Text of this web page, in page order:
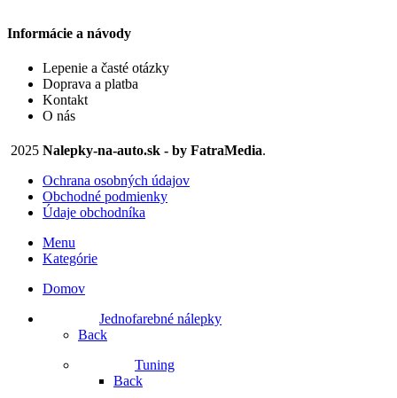
Informácie a návody
Lepenie a časté otázky
Doprava a platba
Kontakt
O nás
2025 Nalepky-na-auto.sk - by FatraMedia.
Ochrana osobných údajov
Obchodné podmienky
Údaje obchodníka
Menu
Kategórie
Domov
Jednofarebné nálepky
Back
Tuning
Back